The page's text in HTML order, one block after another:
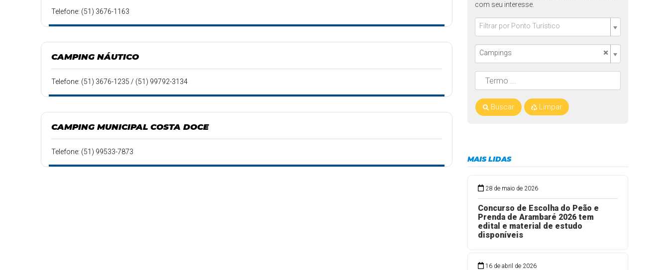
Telefone: (51) 3676-1163
CAMPING NÁUTICO
Telefone: (51) 3676-1235 / (51) 99792-3134
CAMPING MUNICIPAL COSTA DOCE
Telefone: (51) 99533-7873
com seu interesse.
Filtrar por Ponto Turístico
×
Campings
Buscar Limpar
MAIS LIDAS
28 de maio de 2026
Concurso de Escolha do Peão e
Prenda de Arambaré 2026 tem
edital e material de estudo
disponíveis
16 de abril de 2026